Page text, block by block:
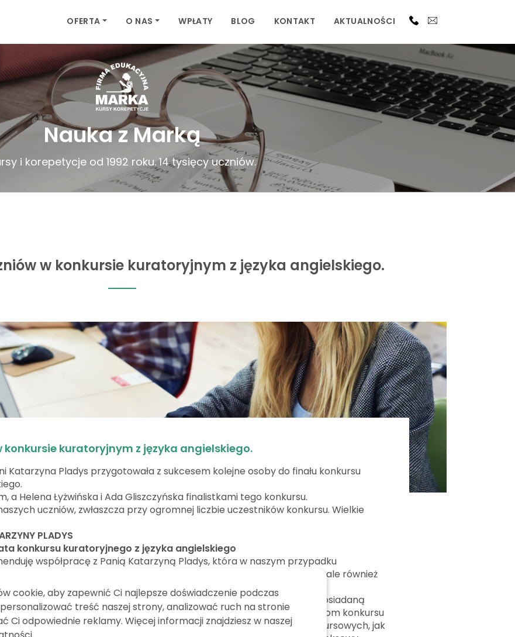
OFERTA O NAS WPŁATY BLOG KONTAKT AKTUALNOŚCI
Nauka z Marką
i korepetycje od 1992 roku. 14 tysięcy uczniów.
w konkursie kuratoryjnym z języka angielskiego.
konkursie kuratoryjnym z języka angielskiego.
Katarzyna Pladys przygotowała z sukcesem kolejne osoby do finału konkursu
a Helena Łyżwińska i Ada Gliszczyńska finalistkami tego konkursu.
uczniów, zwłaszcza przy ogromnej liczbie uczestników konkursu. Wielkie
PLADYS
konkursu kuratoryjnego z języka angielskiego
współpracę z Panią Katarzyną Pladys, która w naszym przypadku
Michała tytułu laureata konkursu kuratoryjnego z języka angielskiego, ale również
które z pewnością będą bezcenne w dalszej edukacji syna.
idealnym – mentorem – pomogła Michałowi usystematyzować posiadaną
poszerzyć aby sprostać wysokim wymaganiom stawianym uczestnikom konkursu
również wskazówki dotyczące technik rozwiązywania zadań konkursowych, jak
cookie, aby zapewnić Ci najlepsze doświadczenie podczas
treść naszej strony, analizować ruch na stronie
Ci odpowiednie reklamy. Więcej informacji znajdziesz w naszej